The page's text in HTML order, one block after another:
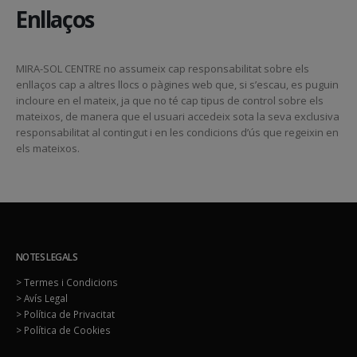
Enllaços
MIRA-SOL CENTRE no assumeix cap responsabilitat sobre els
enllaços cap a altres llocs o pàgines web que, si s’escau, es puguin
incloure en el mateix, ja que no té cap tipus de control sobre els
mateixos, de manera que el usuari accedeix sota la seva exclusiva
responsabilitat al contingut i en les condicions d’ús que regeixin en
els mateixos.
NOTES LEGALS
> Termes i Condicions
> Avís Legal
> Política de Privacitat
> Política de Cookies